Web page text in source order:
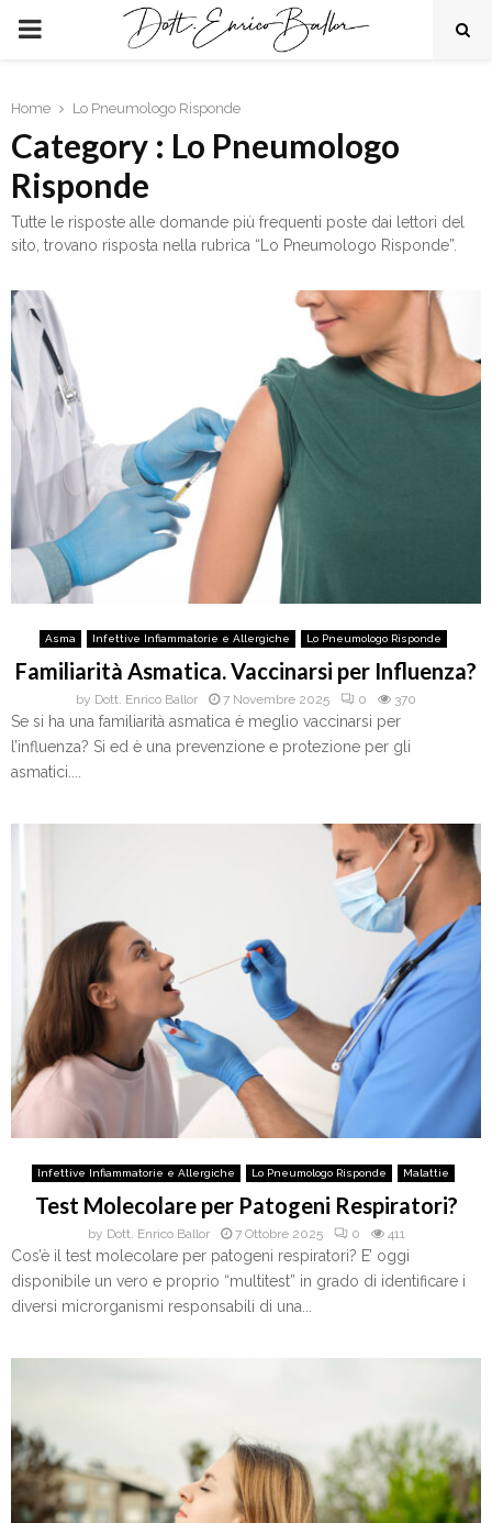
PRIMARY
Home Lo Pneumologo Risponde
Category : Lo Pneumologo
Risponde
Tutte le risposte alle domande più frequenti poste dai lettori del
sito, trovano risposta nella rubrica “Lo Pneumologo Risponde”.
Asma Infettive Infiammatorie e Allergiche Lo Pneumologo Risponde
Familiarità Asmatica. Vaccinarsi per Influenza?
by Dott. Enrico Ballor 7 Novembre 2025 0 370
Se si ha una familiarità asmatica è meglio vaccinarsi per
l’influenza? Si ed è una prevenzione e protezione per gli
asmatici....
Infettive Infiammatorie e Allergiche Lo Pneumologo Risponde Malattie
Test Molecolare per Patogeni Respiratori?
by Dott. Enrico Ballor 7 Ottobre 2025 0 411
Cos’è il test molecolare per patogeni respiratori? E’ oggi
disponibile un vero e proprio “multitest” in grado di identificare i
diversi microrganismi responsabili di una...